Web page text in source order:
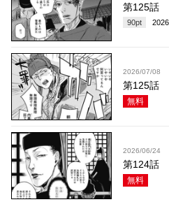
第125話
90pt
2026/07/08
第125話
無料
2026/06/24
第124話
無料